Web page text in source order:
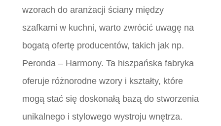
wzorach do aranżacji ściany między
szafkami w kuchni, warto zwrócić uwagę na
bogatą ofertę producentów, takich jak np.
Peronda – Harmony. Ta hiszpańska fabryka
oferuje różnorodne wzory i kształty, które
mogą stać się doskonałą bazą do stworzenia
unikalnego i stylowego wystroju wnętrza.